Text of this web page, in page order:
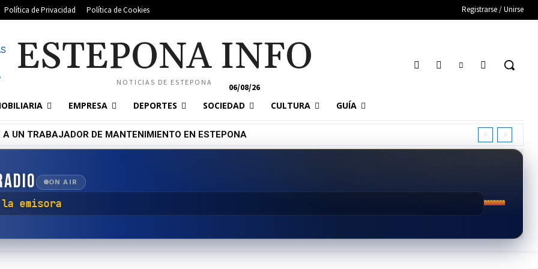
Política de Privacidad Política de Cookies Registrarse / Unirse
ESTEPONA INFO
NOTICIAS DE ESTEPONA 06/08/26
EMPRESA DEPORTES SOCIEDAD CULTURA GUÍA
UN TRABAJADOR DE MANTENIMIENTO EN ESTEPONA
ON AIR
con la emisora